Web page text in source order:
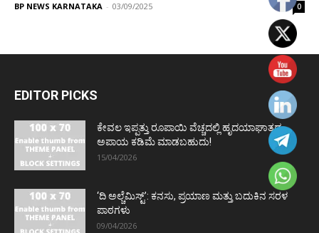
BP NEWS KARNATAKA - 03/09/2025 0
EDITOR PICKS
ಕೇವಲ ಇಪ್ಪತ್ತು ರೂಪಾಯಿ ವೆಚ್ಚದಲ್ಲಿ ಹೃದಯಾಘಾತದ
ಅಪಾಯ ಕಡಿಮೆ ಮಾಡಬಹುದು!
15/04/2026
‘ದಿ ಅಲ್ಚೆಮಿಸ್ಟ್’: ಕನಸು, ಪ್ರಯಾಣ ಮತ್ತು ಬದುಕಿನ ಸರಳ
ಪಾಠಗಳು
09/04/2026